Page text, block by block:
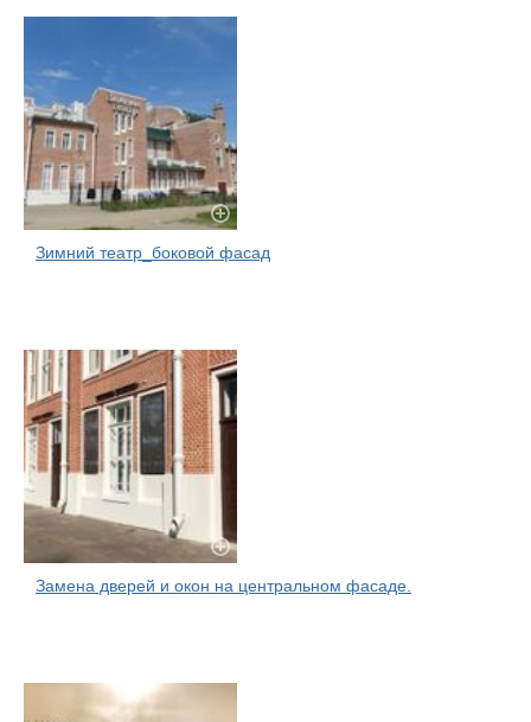
Зимний театр_боковой фасад
Замена дверей и окон на центральном фасаде.